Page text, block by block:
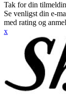
Tak for din
Se venligst din e-
med rating og
x